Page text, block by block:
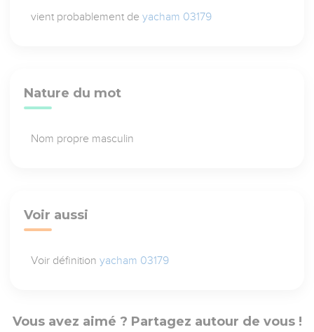
vient probablement deyacham 03179
Nature du mot
Nom propre masculin
Voir aussi
Voir définitionyacham 03179
Vous avez aimé ? Partagez autour de vous !